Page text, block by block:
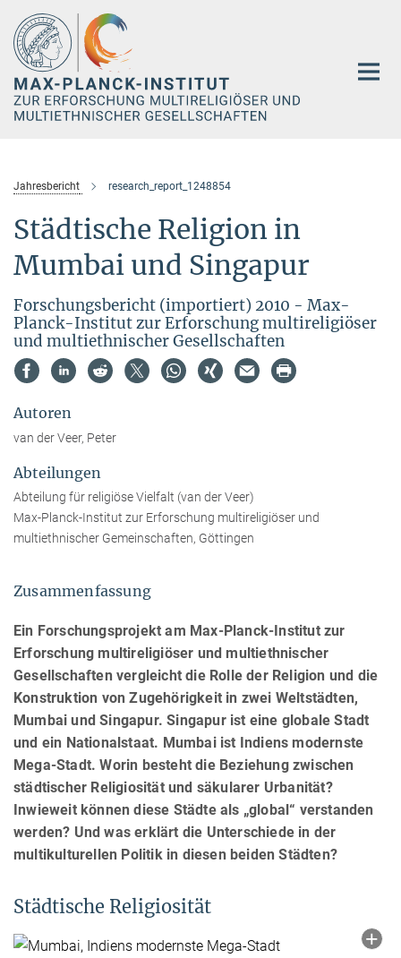
Hauptinhalt
Jahresbericht research_report_1248854
Städtische Religion in
Mumbai und Singapur
Forschungsbericht (importiert) 2010 - Max-
Planck-Institut zur Erforschung multireligiöser
und multiethnischer Gesellschaften
Autoren
van der Veer, Peter
Abteilungen
Abteilung für religiöse Vielfalt (van der Veer)
Max-Planck-Institut zur Erforschung multireligiöser und
multiethnischer Gemeinschaften, Göttingen
Zusammenfassung
Ein Forschungsprojekt am Max-Planck-Institut zur
Erforschung multireligiöser und multiethnischer
Gesellschaften vergleicht die Rolle der Religion und die
Konstruktion von Zugehörigkeit in zwei Weltstädten,
Mumbai und Singapur. Singapur ist eine globale Stadt
und ein Nationalstaat. Mumbai ist Indiens modernste
Mega-Stadt. Worin besteht die Beziehung zwischen
städtischer Religiosität und säkularer Urbanität?
Inwieweit können diese Städte als „global“ verstanden
werden? Und was erklärt die Unterschiede in der
multikulturellen Politik in diesen beiden Städten?
Städtische Religiosität